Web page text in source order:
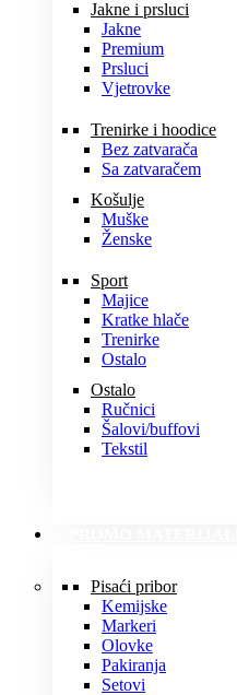
Jakne i prsluci
Jakne
Premium
Prsluci
Vjetrovke
Trenirke i hoodice
Bez zatvarača
Sa zatvaračem
Košulje
Muške
Ženske
Sport
Majice
Kratke hlače
Trenirke
Ostalo
Ostalo
Ručnici
Šalovi/buffovi
Tekstil
Pisaći pribor
Kemijske
Markeri
Olovke
Pakiranja
Setovi